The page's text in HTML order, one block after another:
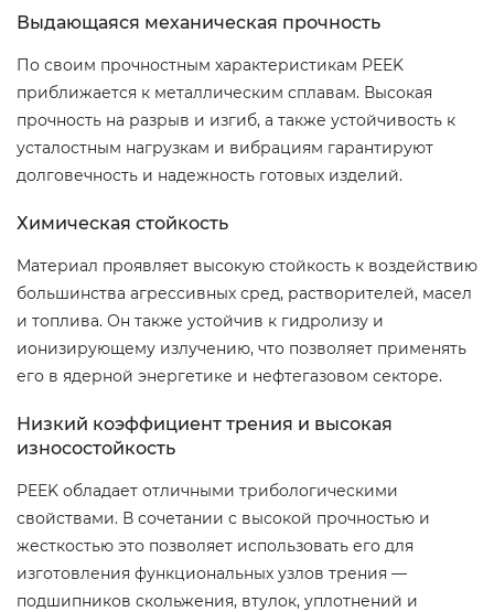
Выдающаяся механическая прочность
По своим прочностным характеристикам PEEK
приближается к металлическим сплавам. Высокая
прочность на разрыв и изгиб, а также устойчивость к
усталостным нагрузкам и вибрациям гарантируют
долговечность и надежность готовых изделий.
Химическая стойкость
Материал проявляет высокую стойкость к воздействию
большинства агрессивных сред, растворителей, масел
и топлива. Он также устойчив к гидролизу и
ионизирующему излучению, что позволяет применять
его в ядерной энергетике и нефтегазовом секторе.
Низкий коэффициент трения и высокая
износостойкость
PEEK обладает отличными трибологическими
свойствами. В сочетании с высокой прочностью и
жесткостью это позволяет использовать его для
изготовления функциональных узлов трения —
подшипников скольжения, втулок, уплотнений и